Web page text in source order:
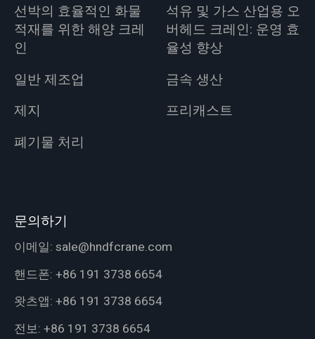
선박의 효율적인 화물
적재를 위한 해양 크레
인
석유 및 가스 산업용 오
버헤드 크레인: 운영 효
율성 향상
일반 제조업
금속 생산
제지
프리캐스트
폐기물 처리
문의하기
이메일: sale@hndfcrane.com
핸드폰: +86 191 3738 6654
왓츠앱: +86 191 3738 6654
전보: +86 191 3738 6654